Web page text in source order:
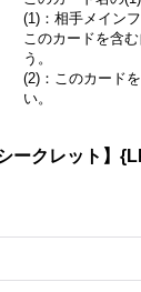
(1)：相手メイン
このカードを含
う。
(2)：このカード
い。
ークレット】